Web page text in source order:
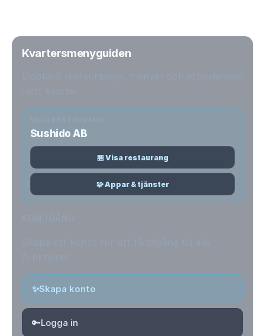
Kvartersmenyguiden
Sushido AB
🏪 Visa restaurang
🧩 Appar & tjänster
✨Skapa konto
🔑Logga in